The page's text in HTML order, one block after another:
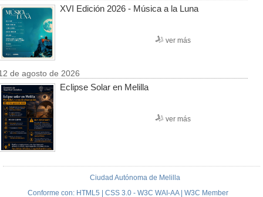
XVI Edición 2026 - Música a la Luna
ver más
de agosto de 2026
Eclipse Solar en Melilla
ver más
Ciudad Autónoma de Melilla
Conforme con: HTML5 | CSS 3.0 - W3C WAI-AA | W3C Member